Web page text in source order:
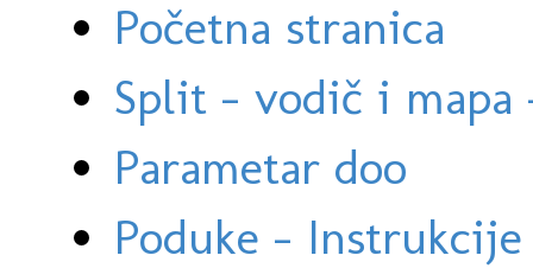
Početna stranica
Split - vodič i
Parametar doo
Poduke -